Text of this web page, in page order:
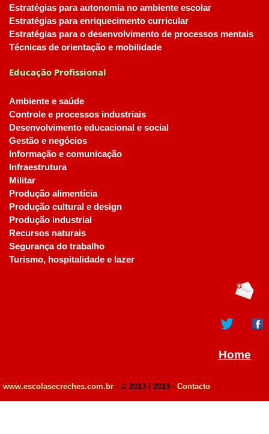
Estratégias para autonomia no ambiente escolar
Estratégias para enriquecimento curricular
Estratégias para o desenvolvimento de processos mentais
Técnicas de orientação e mobilidade
Educação Profissional
Ambiente e saúde
Controle e processos industriais
Desenvolvimento educacional e social
Gestão e negócios
Informação e comunicação
Infraestrutura
Militar
Produção alimentícia
Produção cultural e design
Produção industrial
Recursos naturais
Segurança do trabalho
Turismo, hospitalidade e lazer
Home
www.escolasecreches.com.br - © 2013 / 2019 - Contacto